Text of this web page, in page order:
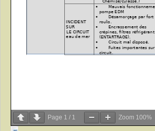
Page 1 / 1 Zoom 100%